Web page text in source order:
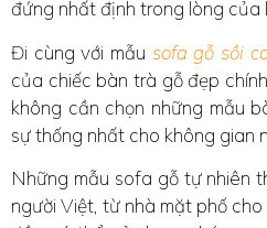
đứng nhất định trong lòng của
Đi cùng với mẫu sofa gỗ sồi
của chiếc bàn trà gỗ đẹp
không cần chọn những mẫu
sự thống nhất cho không gian
Những mẫu sofa gỗ tự nhiên
người Việt, từ nhà mặt phố